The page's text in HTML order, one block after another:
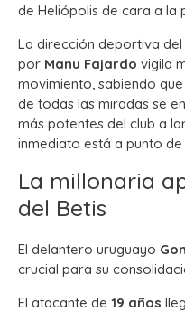
de Heliópolis de cara a la
La dirección deportiva del
por Manu Fajardo vigila
movimiento, sabiendo
de todas las miradas se
más potentes del club a
inmediato está a punto de
La millonaria
del Betis
El delantero uruguayo
crucial para su
El atacante de 19 años